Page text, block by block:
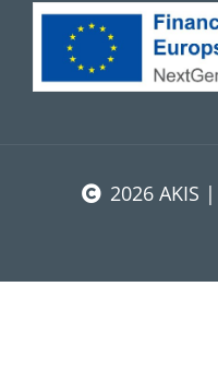
2026 AKIS